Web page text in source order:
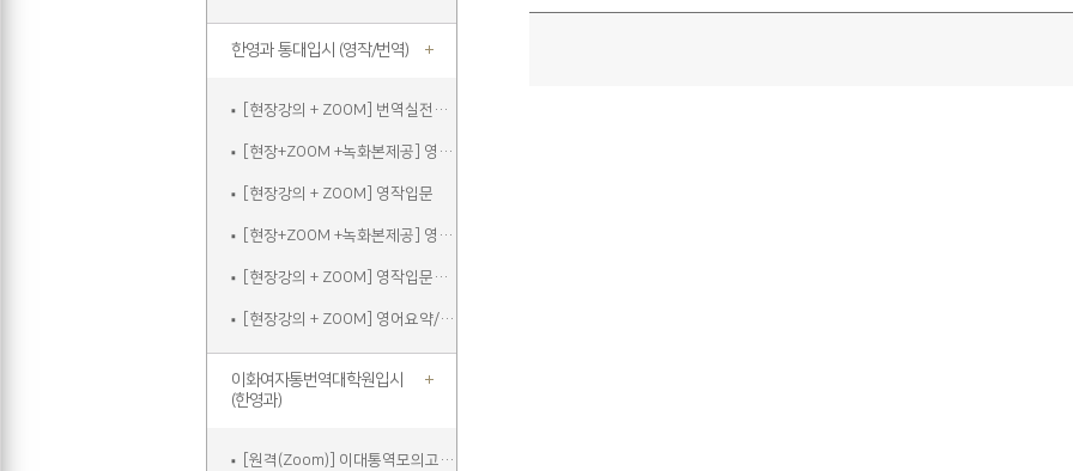
한영과 통대입시 (영작/번역)
[현장강의 + ZOOM] 번역실전주말
[현장+ZOOM +녹화본제공] 영작입문
[현장강의 + ZOOM] 영작입문
[현장+ZOOM +녹화본제공] 영작입문주말
[현장강의 + ZOOM] 영작입문주말
[현장강의 + ZOOM] 영어요약/에세이쓰기
이화여자통번역대학원입시
(한영과)
[원격(Zoom)] 이대통역모의고사A